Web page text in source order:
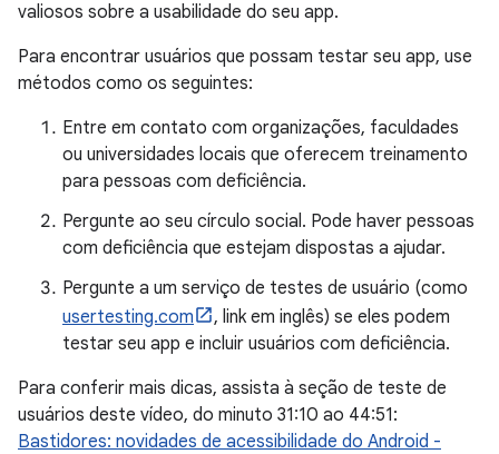
valiosos sobre a usabilidade do seu app.
Para encontrar usuários que possam testar seu app, use
métodos como os seguintes:
Entre em contato com organizações, faculdades
ou universidades locais que oferecem treinamento
para pessoas com deficiência.
Pergunte ao seu círculo social. Pode haver pessoas
com deficiência que estejam dispostas a ajudar.
Pergunte a um serviço de testes de usuário (como
usertesting.com
, link em inglês) se eles podem
testar seu app e incluir usuários com deficiência.
Para conferir mais dicas, assista à seção de teste de
usuários deste vídeo, do minuto 31:10 ao 44:51:
Bastidores: novidades de acessibilidade do Android -